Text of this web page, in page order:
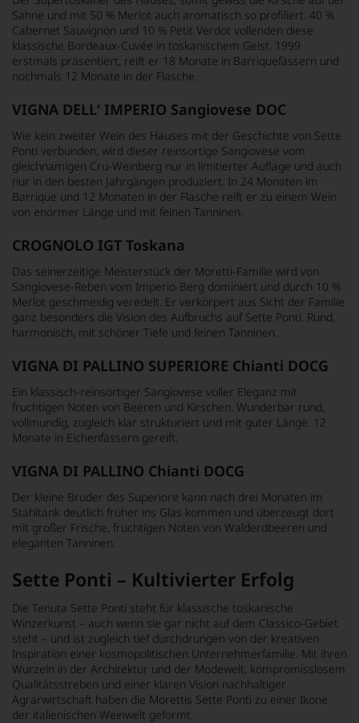
Sahne und mit 50 % Merlot auch aromatisch so profiliert. 40 %
Cabernet Sauvignon und 10 % Petit Verdot vollenden diese
klassische Bordeaux-Cuvée in toskanischem Geist. 1999
erstmals präsentiert, reift er 18 Monate in Barriquefässern und
nochmals 12 Monate in der Flasche.
VIGNA DELL‘ IMPERIO Sangiovese DOC
Wie kein zweiter Wein des Hauses mit der Geschichte von Sette
Ponti verbunden, wird dieser reinsortige Sangiovese vom
gleichnamigen Cru-Weinberg nur in limitierter Auflage und auch
nur in den besten Jahrgängen produziert. In 24 Monaten im
Barrique und 12 Monaten in der Flasche reift er zu einem Wein
von enormer Länge und mit feinen Tanninen.
CROGNOLO IGT Toskana
Das seinerzeitige Meisterstück der Moretti-Familie wird von
Sangiovese-Reben vom Imperio-Berg dominiert und durch 10 %
Merlot geschmeidig veredelt. Er verkörpert aus Sicht der Familie
ganz besonders die Vision des Aufbruchs auf Sette Ponti. Rund,
harmonisch, mit schöner Tiefe und feinen Tanninen.
VIGNA DI PALLINO SUPERIORE Chianti DOCG
Ein klassisch-reinsortiger Sangiovese voller Eleganz mit
fruchtigen Noten von Beeren und Kirschen. Wunderbar rund,
vollmundig, zugleich klar strukturiert und mit guter Länge. 12
Monate in Eichenfässern gereift.
VIGNA DI PALLINO Chianti DOCG
Der kleine Bruder des Superiore kann nach drei Monaten im
Stahltank deutlich früher ins Glas kommen und überzeugt dort
mit großer Frische, fruchtigen Noten von Walderdbeeren und
eleganten Tanninen.
Sette Ponti – Kultivierter Erfolg
Die Tenuta Sette Ponti steht für klassische toskanische
Winzerkunst – auch wenn sie gar nicht auf dem Classico-Gebiet
steht – und ist zugleich tief durchdrungen von der kreativen
Inspiration einer kosmopolitischen Unternehmerfamilie. Mit ihren
Wurzeln in der Architektur und der Modewelt, kompromisslosem
Qualitätsstreben und einer klaren Vision nachhaltiger
Agrarwirtschaft haben die Morettis Sette Ponti zu einer Ikone
der italienischen Weinwelt geformt.